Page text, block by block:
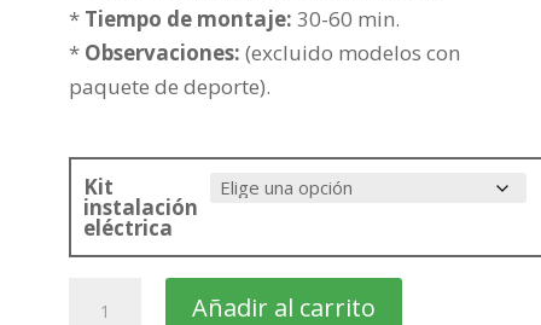
* Tiempo de montaje: 30-60 min.
* Observaciones: (excluido modelos con
paquete de deporte).
Kit
instalación
eléctrica
Añadir al carrito